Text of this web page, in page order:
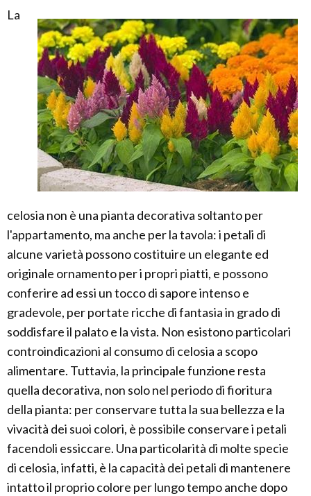
La
celosia non è una pianta decorativa soltanto per
l'appartamento, ma anche per la tavola: i petali di
alcune varietà possono costituire un elegante ed
originale ornamento per i propri piatti, e possono
conferire ad essi un tocco di sapore intenso e
gradevole, per portate ricche di fantasia in grado di
soddisfare il palato e la vista. Non esistono particolari
controindicazioni al consumo di celosia a scopo
alimentare. Tuttavia, la principale funzione resta
quella decorativa, non solo nel periodo di fioritura
della pianta: per conservare tutta la sua bellezza e la
vivacità dei suoi colori, è possibile conservare i petali
facendoli essiccare. Una particolarità di molte specie
di celosia, infatti, è la capacità dei petali di mantenere
intatto il proprio colore per lungo tempo anche dopo